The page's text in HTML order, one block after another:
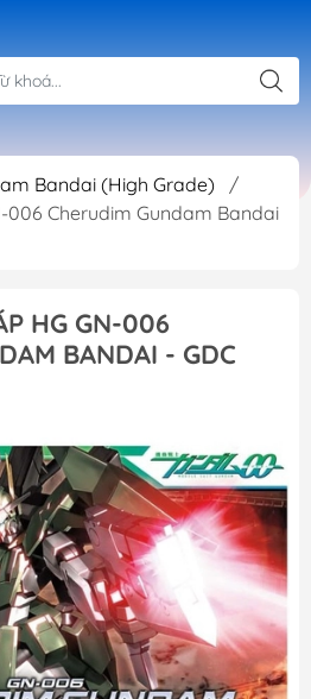
Bandai (High Grade)
/
006 Cherudim Gundam Bandai
HG GN-006
BANDAI - GDC